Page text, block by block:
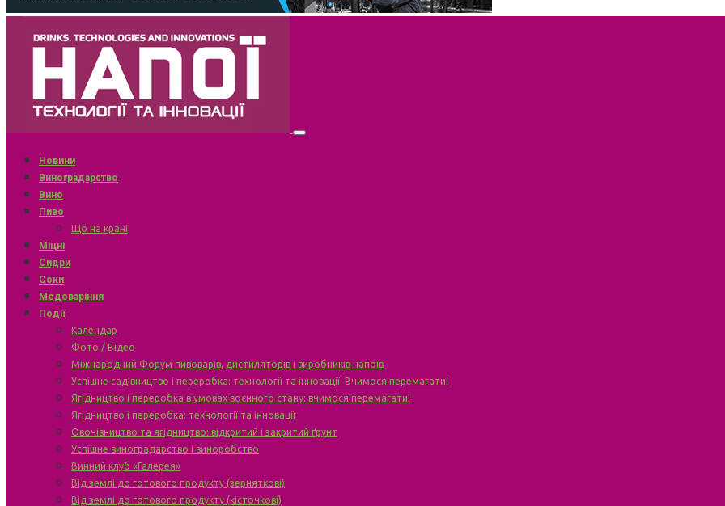
Новини
Виноградарство
Вино
Пиво
Що на крані
Міцні
Сидри
Соки
Медоваріння
Події
Календар
Фото / Відео
Міжнародний Форум пивоварів, дистиляторів і виробників напоїв
Успішне садівництво і переробка: технології та інновації. Вчимося перемагати!
Ягідництво і переробка в умовах воєнного стану: вчимося перемагати!
Ягідництво і переробка: технології та інновації
Овочівництво та ягідництво: відкритий і закритий ґрунт
Успішне виноградарство і виноробство
Винний клуб «Галерея»
Від землі до готового продукту (зерняткові)
Від землі до готового продукту (кісточкові)